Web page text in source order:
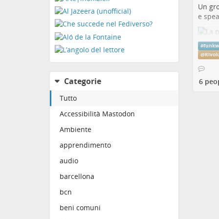
Categorie
Tutto
Accessibilità Mastodon
Ambiente
apprendimento
audio
barcellona
bcn
beni comuni
Un
e
Il
del
Il
#
@
6